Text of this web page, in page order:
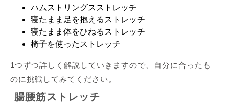
ハムストリングスストレッチ
寝たまま足を抱えるストレッチ
寝たまま体をひねるストレッチ
椅子を使ったストレッチ
1つずつ詳しく解説していきますので、自分に合ったも
のに挑戦してみてください。
腸腰筋ストレッチ